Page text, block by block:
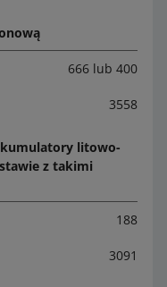
666 lub 400
3558
litowo-
z takimi
188
3091